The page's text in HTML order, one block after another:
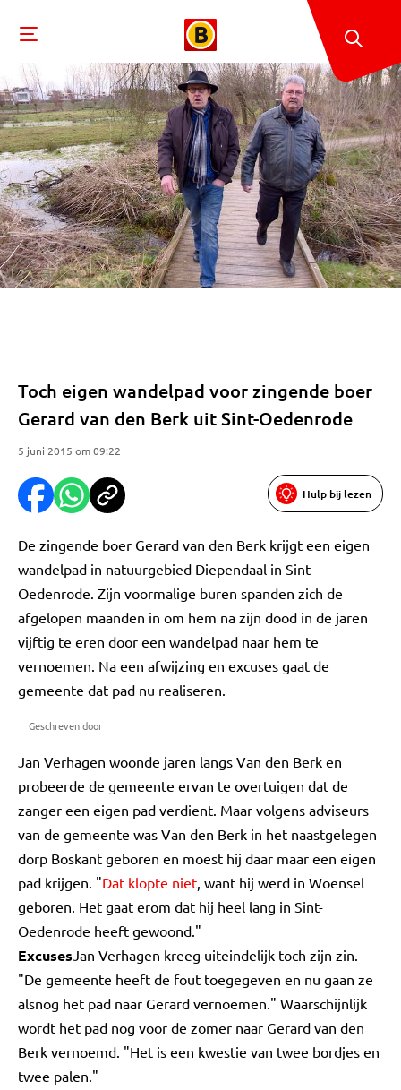
Toch eigen wandelpad voor zingende boer
Gerard van den Berk uit Sint-Oedenrode
5 juni 2015 om 09:22
Hulp bij lezen
De zingende boer Gerard van den Berk krijgt een eigen
wandelpad in natuurgebied Diependaal in Sint-
Oedenrode. Zijn voormalige buren spanden zich de
afgelopen maanden in om hem na zijn dood in de jaren
vijftig te eren door een wandelpad naar hem te
vernoemen. Na een afwijzing en excuses gaat de
gemeente dat pad nu realiseren.
Geschreven door
Jan Verhagen woonde jaren langs Van den Berk en
probeerde de gemeente ervan te overtuigen dat de
zanger een eigen pad verdient. Maar volgens adviseurs
van de gemeente was Van den Berk in het naastgelegen
dorp Boskant geboren en moest hij daar maar een eigen
pad krijgen. "Dat klopte niet, want hij werd in Woensel
geboren. Het gaat erom dat hij heel lang in Sint-
Oedenrode heeft gewoond."
ExcusesJan Verhagen kreeg uiteindelijk toch zijn zin.
"De gemeente heeft de fout toegegeven en nu gaan ze
alsnog het pad naar Gerard vernoemen." Waarschijnlijk
wordt het pad nog voor de zomer naar Gerard van den
Berk vernoemd. "Het is een kwestie van twee bordjes en
twee palen."